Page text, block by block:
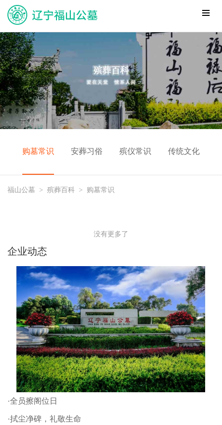
购墓常识 安葬习俗 殡仪常识 传统文化
福山公墓 > 殡葬百科 > 购墓常识
没有更多了
企业动态
·全员擦阁位日
·拭尘净碑，礼敬生命